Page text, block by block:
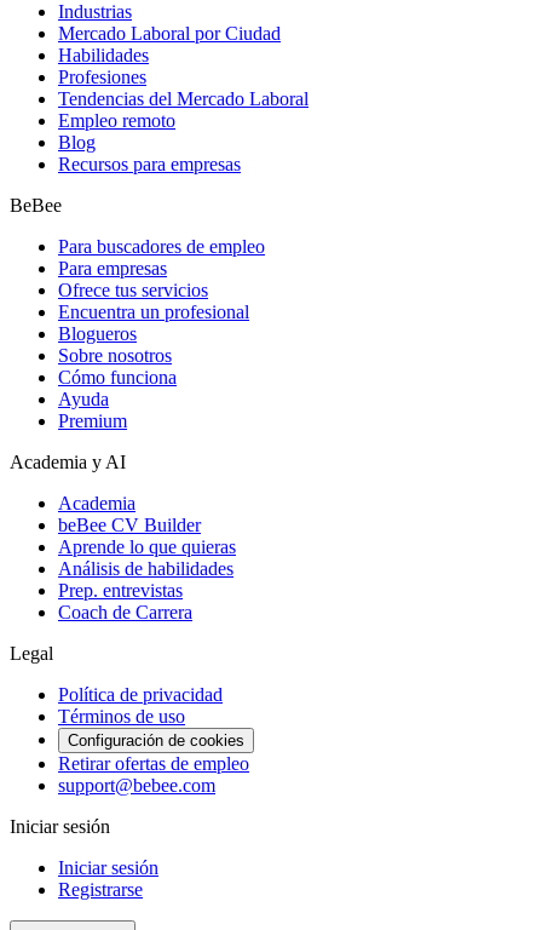
Industrias
Mercado Laboral por Ciudad
Habilidades
Profesiones
Tendencias del Mercado Laboral
Empleo remoto
Blog
Recursos para empresas
BeBee
Para buscadores de empleo
Para empresas
Ofrece tus servicios
Encuentra un profesional
Blogueros
Sobre nosotros
Cómo funciona
Ayuda
Premium
Academia y AI
Academia
beBee CV Builder
Aprende lo que quieras
Análisis de habilidades
Prep. entrevistas
Coach de Carrera
Legal
Política de privacidad
Términos de uso
Configuración de cookies
Retirar ofertas de empleo
support@bebee.com
Iniciar sesión
Iniciar sesión
Registrarse